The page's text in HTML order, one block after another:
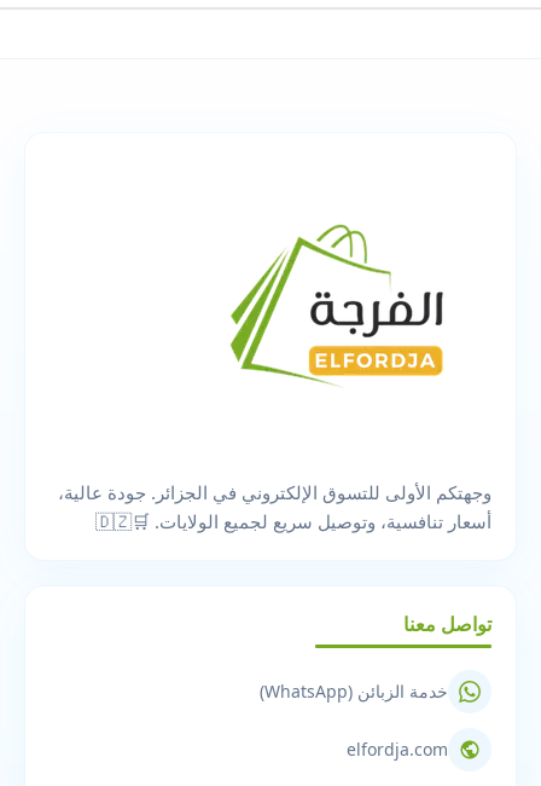
وجهتكم الأولى للتسوق الإلكتروني في الجزائر. جودة عالية،
أسعار تنافسية، وتوصيل سريع لجميع الولايات. 🛒🇩🇿
تواصل معنا
خدمة الزبائن (WhatsApp)
elfordja.com